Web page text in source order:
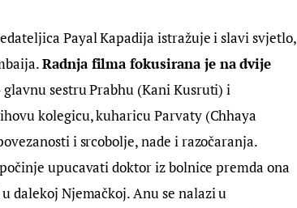
Payal Kapadija istražuje i slavi svjetlo,
Radnja filma fokusirana je na dvije
sestru Prabhu (Kani Kusruti) i
kolegicu, kuharicu Parvaty (Chhaya
i srcobolje, nade i razočaranja.
upucavati doktor iz bolnice premda ona
dalekoj Njemačkoj. Anu se nalazi u